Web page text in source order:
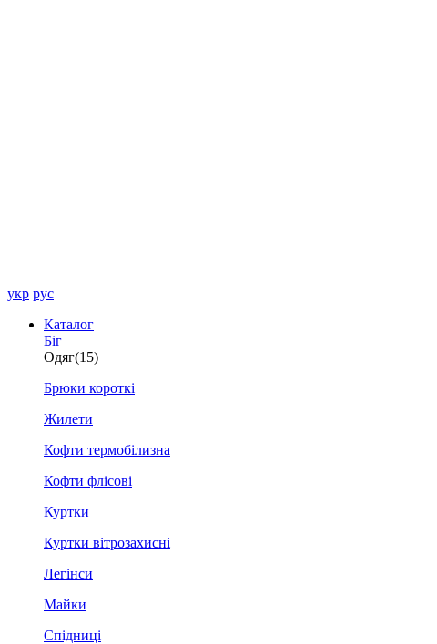
укр рус
Каталог
Біг
Одяг(15)
Брюки короткі
Жилети
Кофти термобілизна
Кофти флісові
Куртки
Куртки вітрозахисні
Легінси
Майки
Спідниці